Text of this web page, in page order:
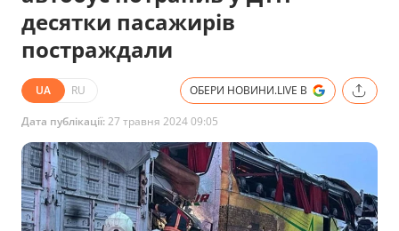
десятки пасажирів
постраждали
UA RU ОБЕРИ НОВИНИ.LIVE В
Дата публікації:27 травня 2024 09:05